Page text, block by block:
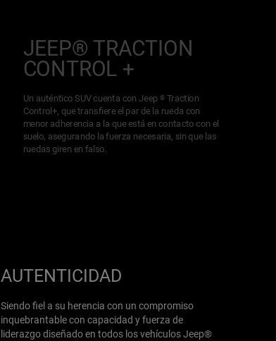
JEEP® TRACTION
CONTROL +
Un auténtico SUV cuenta con Jeep® Traction
Control+, que transfiere el par de la rueda con
menor adherencia a la que está en contacto con el
suelo, asegurando la fuerza necesaria, sin que las
ruedas giren en falso.
AUTENTICIDAD
Siendo fiel a su herencia con un compromiso
inquebrantable con capacidad y fuerza de
liderazgo diseñado en todos los vehículos Jeep®